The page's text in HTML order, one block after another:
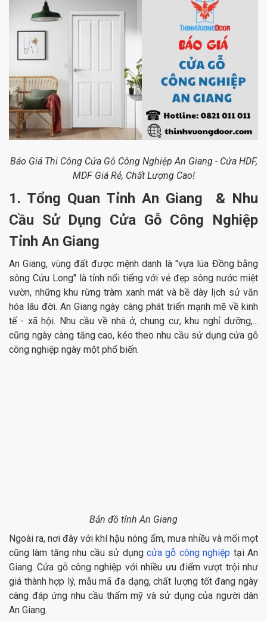
Báo Giá Thi Công Cửa Gỗ Công Nghiệp An Giang - Cửa HDF,
MDF Giá Rẻ, Chất Lượng Cao!
1. Tổng Quan Tỉnh An Giang & Nhu
Cầu Sử Dụng Cửa Gỗ Công Nghiệp
Tỉnh An Giang
An Giang, vùng đất được mệnh danh là "vựa lúa Đồng bằng
sông Cửu Long" là tỉnh nổi tiếng với vẻ đẹp sông nước miệt
vườn, những khu rừng tràm xanh mát và bề dày lịch sử văn
hóa lâu đời. An Giang ngày càng phát triển mạnh mẽ về kinh
tế - xã hội. Nhu cầu về nhà ở, chung cư, khu nghỉ dưỡng,...
cũng ngày càng tăng cao, kéo theo nhu cầu sử dụng cửa gỗ
công nghiệp ngày một phổ biến.
Bản đồ tỉnh An Giang
Ngoài ra, nơi đây với khí hậu nóng ẩm, mưa nhiều và mối mọt
cũng làm tăng nhu cầu sử dụng cửa gỗ công nghiệp tại An
Giang. Cửa gỗ công nghiệp với nhiều ưu điểm vượt trội như
giá thành hợp lý, mẫu mã đa dạng, chất lượng tốt đang ngày
càng đáp ứng nhu cầu thẩm mỹ và sử dụng của người dân
An Giang.